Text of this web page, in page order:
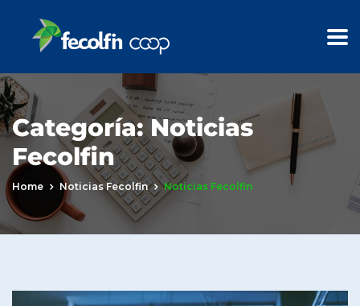
Categoría:Noticias
Fecolfin
Home Noticias Fecolfin Noticias Fecolfin